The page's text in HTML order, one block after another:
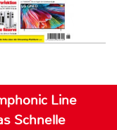
Line
Schnelle